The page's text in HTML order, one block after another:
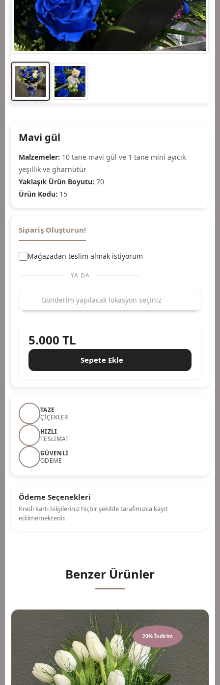
Mavi gül
Malzemeler: 10 tane mavi gül ve 1 tane mini ayıcık
yeşillik ve gharnütür
Yaklaşık Ürün Boyutu: 70
Ürün Kodu: 15
Sipariş Oluşturun!
Mağazadan teslim almak istiyorum
YA DA
5.000 TL
Sepete Ekle
TAZE
ÇIÇEKLER
HIZLI
TESLIMAT
GÜVENLI
ÖDEME
Ödeme Seçenekleri
Kredi kartı bilgileriniz hiçbir şekilde tarafımızca kayıt
edilmemektedir.
Benzer Ürünler
20% İndirim